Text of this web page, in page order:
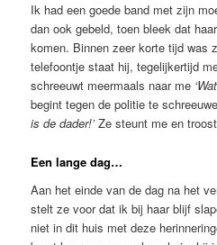
Ik had een goede band met zijn
dan ook gebeld, toen bleek dat
komen. Binnen zeer korte tijd was
telefoontje staat hij, tegelijkertijd
schreeuwt meermaals naar me
begint tegen de politie te
is de dader!’Ze steunt me en
Een lange dag…
Aan het einde van de dag na het
stelt ze voor dat ik bij haar blijf
niet in dit huis met deze